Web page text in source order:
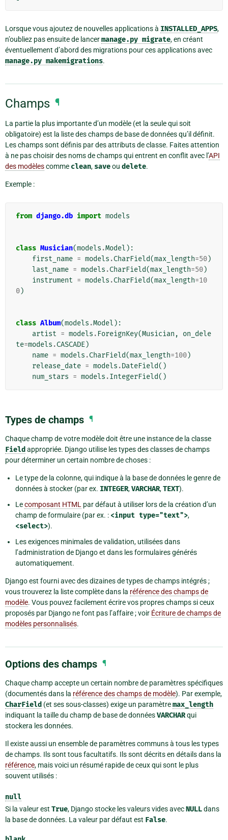
Lorsque vous ajoutez de nouvelles applications à INSTALLED_APPS,
n’oubliez pas ensuite de lancermanage.py migrate, en créant
éventuellement d’abord des migrations pour ces applications avec
manage.py makemigrations.
Champs ¶
La partie la plus importante d’un modèle (et la seule qui soit
obligatoire) est la liste des champs de base de données qu’il définit.
Les champs sont définis par des attributs de classe. Faites attention
à ne pas choisir des noms de champs qui entrent en conflit avec l’API
des modèlescomme clean, saveou delete.
Exemple :
from django.db import models
class Musician(models .Model ):
first_name = models .CharField(max_length=50)
last_name = models .CharField(max_length=50)
instrument = models .CharField(max_length=10
0)
class Album(models .Model ):
artist = models . ForeignKey(Musician ,
on_dele
te=models .CASCADE)
name = models .CharField(max_length=100)
release_date = models .DateField()
num_stars = models .IntegerField()
Types de champs ¶
Chaque champ de votre modèle doit être une instance de la classe
Field appropriée. Django utilise les types des classes de champs
pour déterminer un certain nombre de choses :
Le type de la colonne, qui indique à la base de données le genre de
données à stocker (par ex. INTEGER,VARCHAR,TEXT).
Lecomposant HTML par défaut à utiliser lors de la création d’un
champ de formulaire (par ex. : <input type="text">,
<select>).
Les exigences minimales de validation, utilisées dans
l’administration de Django et dans les formulaires générés
automatiquement.
Django est fourni avec des dizaines de types de champs intégrés ;
vous trouverez la liste complète dans la référence des champs de
modèle. Vous pouvez facilement écrire vos propres champs si ceux
proposés par Django ne font pas l’affaire ; voir Écriture de champs de
modèles personnalisés.
Options des champs ¶
Chaque champ accepte un certain nombre de paramètres spécifiques
(documentés dans la référence des champs de modèle). Par exemple,
CharField (et ses sous-classes) exige un paramètremax_length
indiquant la taille du champ de base de donnéesVARCHARqui
stockera les données.
Il existe aussi un ensemble de paramètres communs à tous les types
de champs. Ils sont tous facultatifs. Ils sont décrits en détails dans la
référence, mais voici un résumé rapide de ceux qui sont le plus
souvent utilisés :
null
Si la valeur est True, Django stocke les valeurs vides avecNULLdans
la base de données. La valeur par défaut est False.